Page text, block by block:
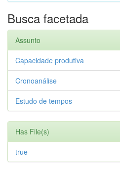
Busca facetada
Assunto
Capacidade produtiva
Cronoanálise
Estudo de tempos
Has File(s)
true